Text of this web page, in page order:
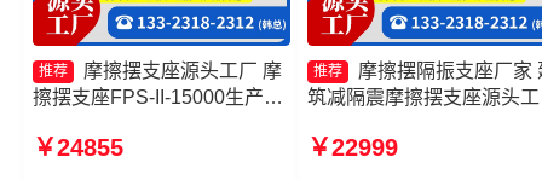
推荐
摩擦摆支座源头工厂 摩
擦摆支座FPS-II-15000生产厂
7000-400-4.11源头工厂 FPS
￥24855
推荐
摩擦摆隔振支座厂家
筑减隔震摩擦摆支座源头
隔振支座厂家
￥22999